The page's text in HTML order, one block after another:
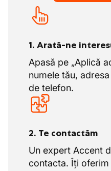
1. Arată-ne
Apasă pe „Aplică
numele tău,
de telefon.
2. Te contactăm
Un expert Accent
contacta. Îți